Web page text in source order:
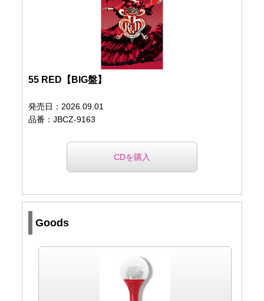
55 RED【BIG盤】
発売日：2026.09.01
品番：JBCZ-9163
CDを購入
Goods